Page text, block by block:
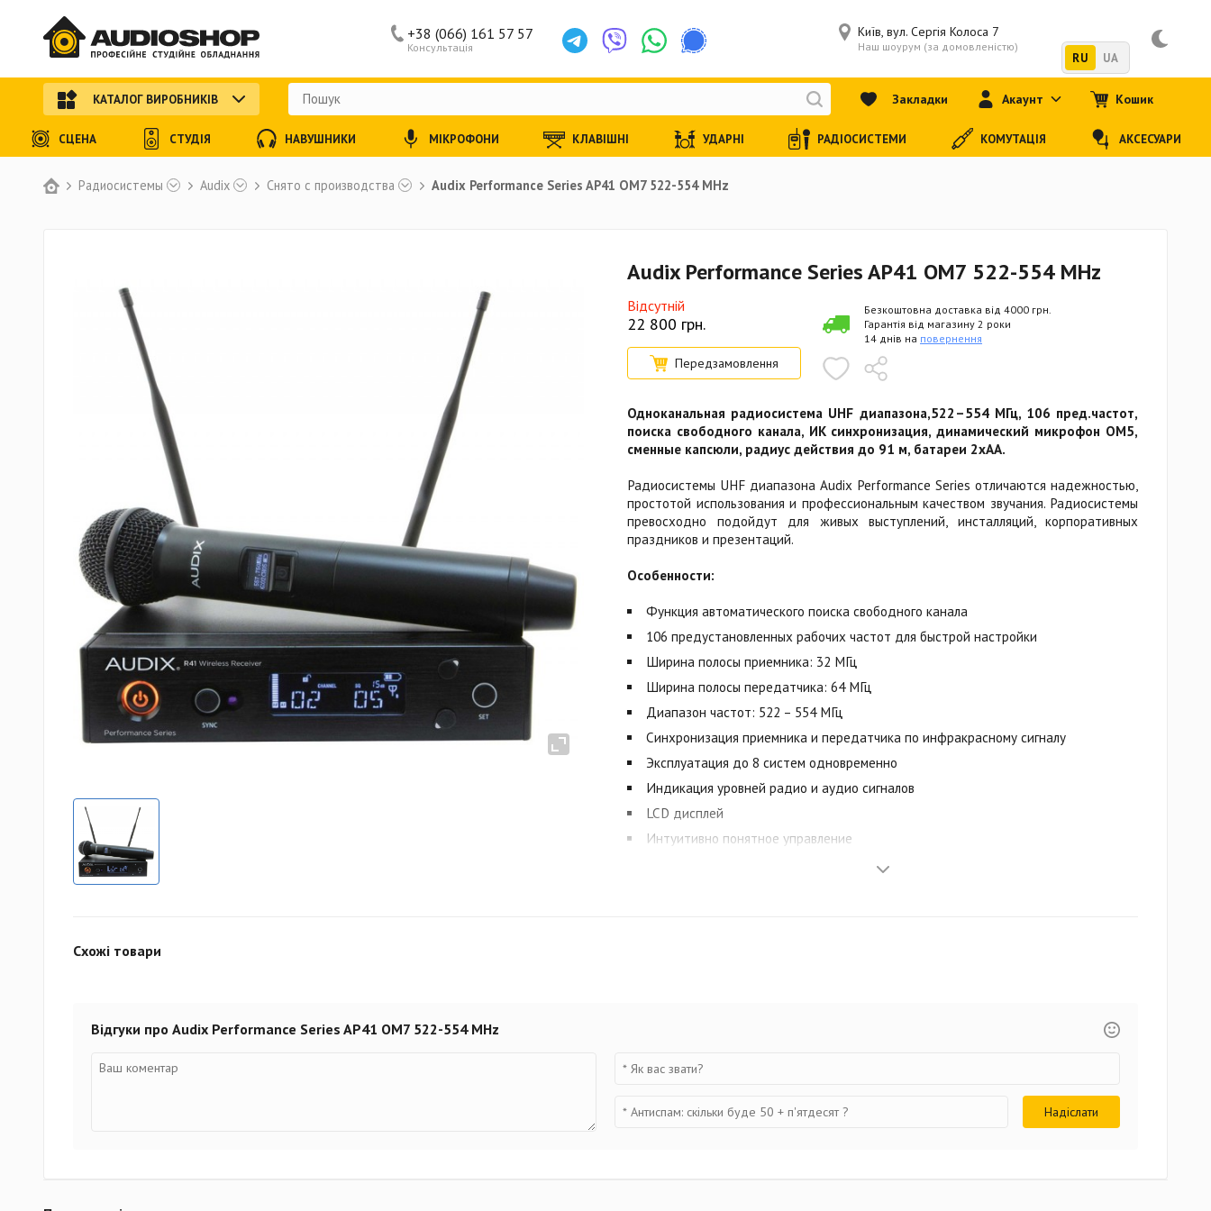
Радиосистемы Audix Снято с производства Audix Performance Series AP41 OM7 522-554 MHz
Audix Performance Series AP41 OM7 522-554 MHz
Відсутній
22 800 грн.
Передзамовлення
Безкоштовна доставка від 4000 грн.
Гарантія від магазину 2 роки
14 днів на повернення
Одноканальная радиосистема UHF диапазона,522–554 МГц, 106 пред.частот,
поиска свободного канала, ИК синхронизация, динамический микрофон OM5,
сменные капсюли, радиус действия до 91 м, батареи 2хАА.
Радиосистемы UHF диапазона Audix Performance Series отличаются надежностью,
простотой использования и профессиональным качеством звучания. Радиосистемы
превосходно подойдут для живых выступлений, инсталляций, корпоративных
праздников и презентаций.
Особенности:
Функция автоматического поиска свободного канала
106 предустановленных рабочих частот для быстрой настройки
Ширина полосы приемника: 32 МГц
Ширина полосы передатчика: 64 МГц
Диапазон частот: 522 – 554 МГц
Синхронизация приемника и передатчика по инфракрасному сигналу
Эксплуатация до 8 систем одновременно
Индикация уровней радио и аудио сигналов
LCD дисплей
Интуитивно понятное управление
Настройка не займет много времени: нажмите кнопку для запуска сканирования
диапазона и поиска свободной частоты (6 секунд), поднесите передатчик к
использованию.
Преимуществом радиосистемы является 10‑часовая работа передатчика от двух
Схожі товари
Відгуки про Audix Performance Series AP41 OM7 522-554 MHz
Консультація
+38 (066) 161 57 57 Київ, вул. Сергія Колоса 7
Наш шоурум (за домовленістю)
RU UA
КАТАЛОГ ВИРОБНИКІВ Закладки Акаунт Кошик
СЦЕНА СТУДІЯ НАВУШНИКИ МІКРОФОНИ КЛАВІШНІ УДАРНІ РАДІОСИСТЕМИ КОМУТАЦІЯ АКСЕСУАРИ